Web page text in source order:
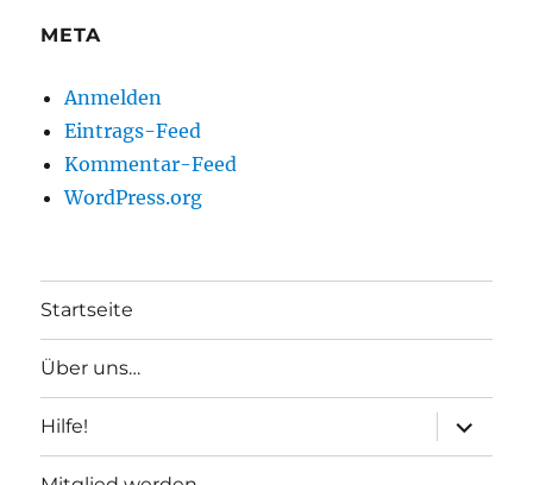
META
Anmelden
Eintrags-Feed
Kommentar-Feed
WordPress.org
Startseite
Über uns…
Hilfe!
anzeigen